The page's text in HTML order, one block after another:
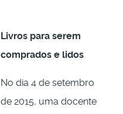
Livros para serem
comprados e lidos
No dia 4 de setembro
de 2015, uma docente